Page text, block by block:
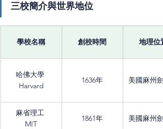
三校簡介與世界地位
學校名稱 創校時間 地理位置
哈佛大學
Harvard
1636年 美國麻州劍
麻省理工
MIT
1861年 美國麻州劍